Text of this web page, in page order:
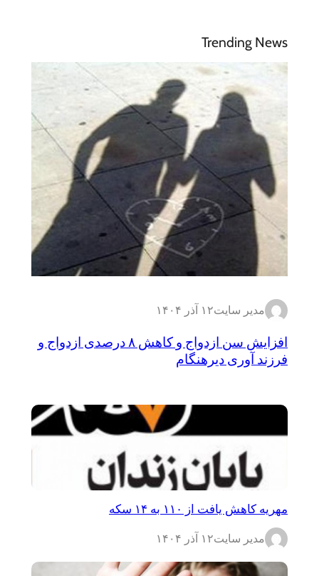
Trending News
مدیر سایت۱۲ آذر ۱۴۰۴
افزایش سن ازدواج و کاهش ۸ درصدی ازدواج و
فرزند آوری دیرهنگام
مهریه کاهش یافت از ۱۱۰ به ۱۴ سکه
مدیر سایت۱۲ آذر ۱۴۰۴